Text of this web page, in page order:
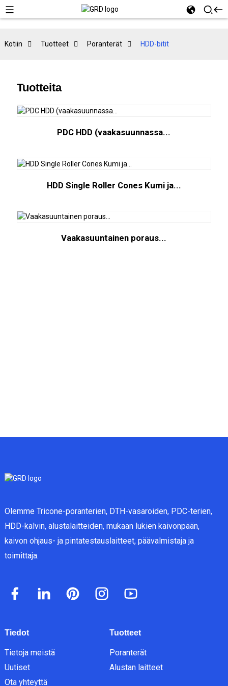
Kotiin Tuotteet Poranterät HDD-bitit
Tuotteita
PDC HDD (vaakasuunnassa...
HDD Single Roller Cones Kumi ja...
Vaakasuuntainen poraus...
Olemme Tricone-poranterien, DTH-vasaroiden, PDC-terien,
HDD-kalvin, alustalaitteiden, mukaan lukien kaivonpään,
kaivon ohjaus- ja pintatestauslaitteet, päävalmistaja ja
toimittaja.
Tiedot
Tietoja meistä
Uutiset
Ota yhteyttä
Tuotteet
Poranterät
Alustan laitteet